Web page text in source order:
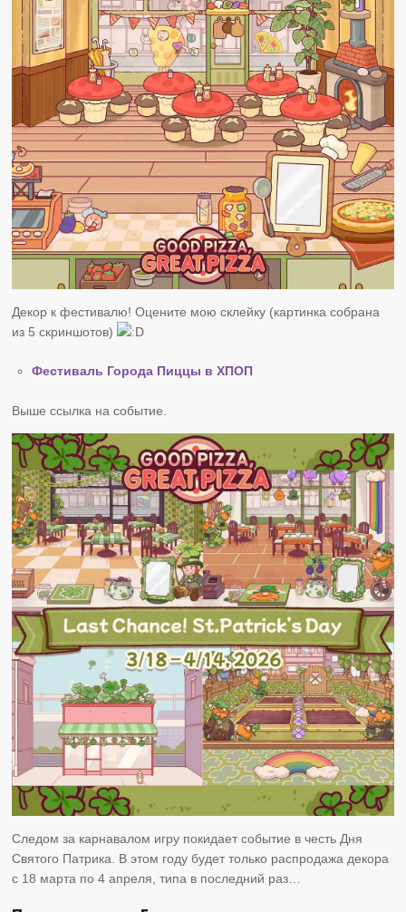
Декор к фестивалю! Оцените мою склейку (картинка собрана
из 5 скриншотов)
Фестиваль Города Пиццы в ХПОП
Выше ссылка на событие.
Следом за карнавалом игру покидает событие в честь Дня
Святого Патрика. В этом году будет только распродажа декора
с 18 марта по 4 апреля, типа в последний раз…